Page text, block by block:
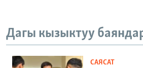
Дагы кызыктуу
САЯСАТ